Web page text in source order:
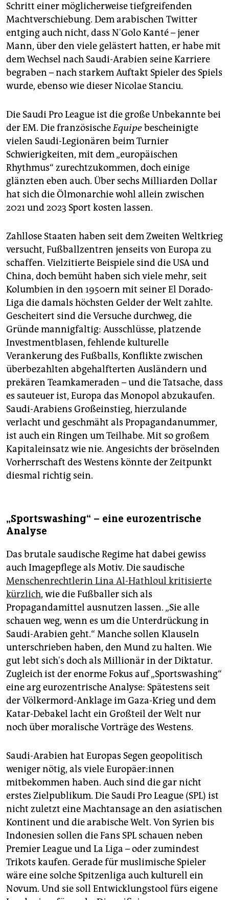
Schritt einer möglicherweise tiefgreifenden
Machtverschiebung. Dem arabischen Twitter
entging auch nicht, dass N'Golo Kanté – jener
Mann, über den viele gelästert hatten, er habe mit
dem Wechsel nach Saudi-Arabien seine Karriere
begraben – nach starkem Auftakt Spieler des Spiels
wurde, ebenso wie dieser Nicolae Stanciu.
Die Saudi Pro League ist die große Unbekannte bei
der EM. Die französischeEquipebescheinigte
vielen Saudi-Legionären beim Turnier
Schwierigkeiten, mit dem „europäischen
Rhythmus“ zurechtzukommen, doch einige
glänzten eben auch. Über sechs Milliarden Dollar
hat sich die Ölmonarchie wohl allein zwischen
2021 und 2023 Sport kosten lassen.
Zahllose Staaten haben seit dem Zweiten Weltkrieg
versucht, Fußballzentren jenseits von Europa zu
schaffen. Vielzitierte Beispiele sind die USA und
China, doch bemüht haben sich viele mehr, seit
Kolumbien in den 1950ern mit seiner El Dorado-
Liga die damals höchsten Gelder der Welt zahlte.
Gescheitert sind die Versuche durchweg, die
Gründe mannigfaltig: Ausschlüsse, platzende
Investmentblasen, fehlende kulturelle
Verankerung des Fußballs, Konflikte zwischen
überbezahlten abgehalfterten Ausländern und
prekären Teamkameraden – und die Tatsache, dass
es sauteuer ist, Europa das Monopol abzukaufen.
Saudi-Arabiens Großeinstieg, hierzulande
verlacht und geschmäht als Propagandanummer,
ist auch ein Ringen um Teilhabe. Mit so großem
Kapitaleinsatz wie nie. Angesichts der bröselnden
Vorherrschaft des Westens könnte der Zeitpunkt
diesmal richtig sein.
„Sportswashing“ – eine eurozentrische
Analyse
Das brutale saudische Regime hat dabei gewiss
auch Imagepflege als Motiv. Die saudische
Menschenrechtlerin Lina Al-Hathloul kritisierte
kürzlich, wie die Fußballer sich als
Propagandamittel ausnutzen lassen. „Sie alle
schauen weg, wenn es um die Unterdrückung in
Saudi-Arabien geht.“ Manche sollen Klauseln
unterschrieben haben, den Mund zu halten. Wie
gut lebt sich's doch als Millionär in der Diktatur.
Zugleich ist der enorme Fokus auf „Sportswashing“
eine arg eurozentrische Analyse: Spätestens seit
der Völkermord-Anklage im Gaza-Krieg und dem
Katar-Debakel lacht ein Großteil der Welt nur
noch über moralische Vorträge des Westens.
Saudi-Arabien hat Europas Segen geopolitisch
weniger nötig, als viele Eu­ro­päe­r:in­nen
mitbekommen haben. Auch sind die gar nicht
erstes Zielpublikum. Die Saudi Pro League (SPL) ist
nicht zuletzt eine Machtansage an den asiatischen
Kontinent und die arabische Welt. Von Syrien bis
Indonesien sollen die Fans SPL schauen neben
Premier League und La Liga – oder zumindest
Trikots kaufen. Gerade für muslimische Spieler
wäre eine solche Spitzenliga auch kulturell ein
Novum. Und sie soll Entwicklungstool fürs eigene